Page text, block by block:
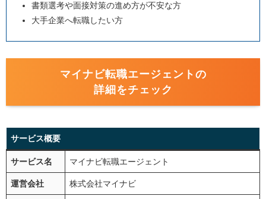
書類選考や面接対策の進め方が不安な方
大手企業へ転職したい方
マイナビ転職エージェントの
詳細をチェック
サービス概要
サービス名 マイナビ転職エージェント
運営会社 株式会社マイナビ